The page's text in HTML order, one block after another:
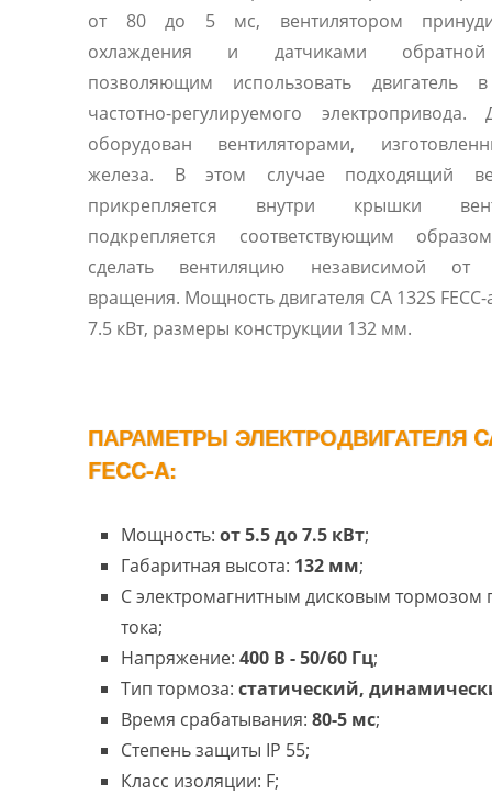
от 80 до 5 мс, вентилятором
охлаждения и датчиками
позволяющим использовать двигатель
частотно-регулируемого электропривода.
оборудован вентиляторами, изготовленными из
железа. В этом случае подходящий
прикрепляется внутри крышки
подкрепляется соответствующим
сделать вентиляцию независимой от
вращения. Мощность двигателя CA 132S FECC-a от 5.5
7.5 кВт, размеры конструкции 132 мм.
ПАРАМЕТРЫ ЭЛЕКТРОДВИГАТЕЛЯ
FECC-A:
Мощность: от 5.5 до 7.5 кВт;
Габаритная высота: 132 мм;
С электромагнитным дисковым тормозом
тока;
Напряжение: 400 В - 50/60 Гц;
Тип тормоза: статический,
Время срабатывания: 80-5 мс;
Степень защиты IP 55;
Класс изоляции: F;